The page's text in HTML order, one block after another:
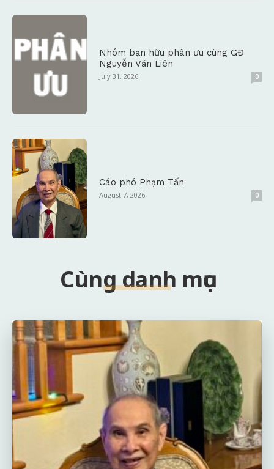
Nhóm bạn hữu phân ưu cùng GĐ
Nguyễn Văn Liên
July 31, 2026 0
Cáo phó Phạm Tấn
August 7, 2026 0
Cùng danh mục